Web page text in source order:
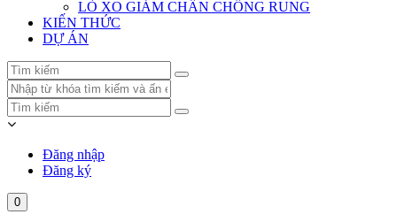
LÒ XO GIẢM CHẤN CHỐNG RUNG
KIẾN THỨC
DỰ ÁN
Đăng nhập
Đăng ký
0